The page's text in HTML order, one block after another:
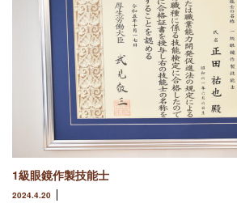
1級眼鏡作製技能士
2024.4.20